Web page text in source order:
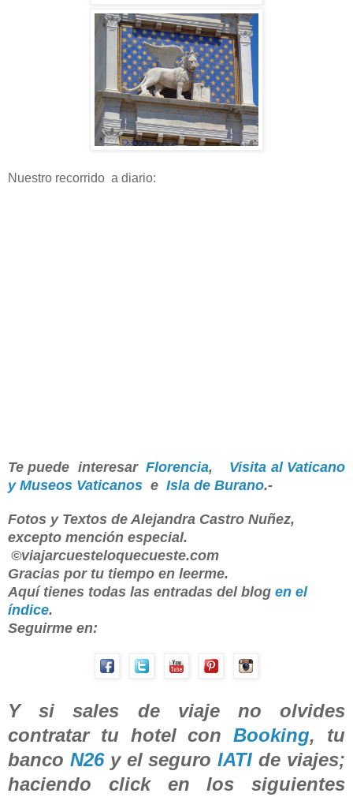
Nuestro recorrido a diario:
Te puede interesarFlorencia, Visita al Vaticano
y Museos Vaticanos e Isla de Burano.-
Fotos y Textos de Alejandra Castro Nuñez,
excepto mención especial.
©viajarcuesteloquecueste.com
Gracias por tu tiempo en leerme.
Aquí tienes todas las entradas del blog en el
índice.
Seguirme en:
Y si sales de viaje no olvides
contratar tu hotel conBooking, tu
banco N26y el seguroIATI de viajes;
haciendo click en los siguientes